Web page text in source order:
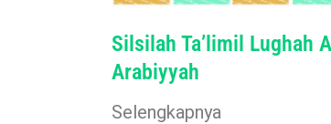
Silsilah Ta’limil Lughah
Arabiyyah
Selengkapnya